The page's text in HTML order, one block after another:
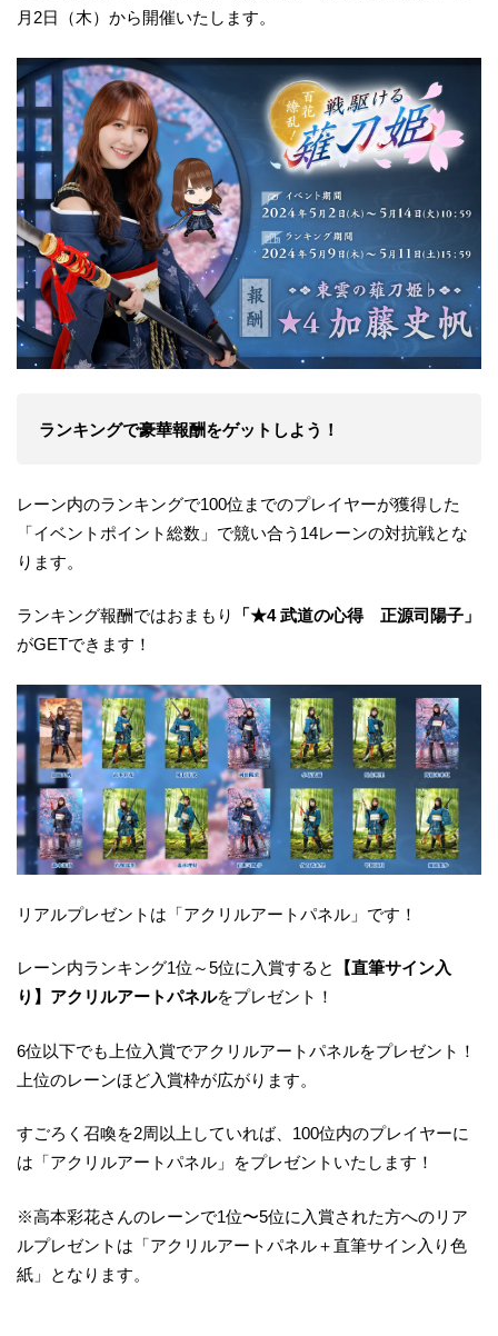
月2日（木）から開催いたします。
ランキングで豪華報酬をゲットしよう！
レーン内のランキングで100位までのプレイヤーが獲得した
「イベントポイント総数」で競い合う14レーンの対抗戦とな
ります。
ランキング報酬ではおまもり
「★4 武道の心得 正源司陽子」
がGETできます！
リアルプレゼントは「アクリルアートパネル」です！
レーン内ランキング1位～5位に入賞すると
【直筆サイン入
り】アクリルアートパネルをプレゼント！
6位以下でも上位入賞でアクリルアートパネルをプレゼント！
上位のレーンほど入賞枠が広がります。
すごろく召喚を2周以上していれば、100位内のプレイヤーに
は「アクリルアートパネル」をプレゼントいたします！
※高本彩花さんのレーンで1位〜5位に入賞された方へのリア
ルプレゼントは「アクリルアートパネル＋直筆サイン入り色
紙」となります。